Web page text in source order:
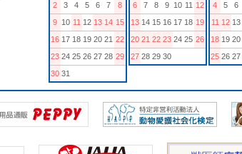
2
3 4 5 6 7
8
9 10 11 12 13 14 15
16 17 18 19 20 21 22
23 24 25 26 27 28 29
30 31
6
7 8 9 10 11 12
13 14 15 16 17 18 19
20 21 22 23 24 25 26
27 28 29 30
4
5 6
11 12 13
18 19 20
25 26 27